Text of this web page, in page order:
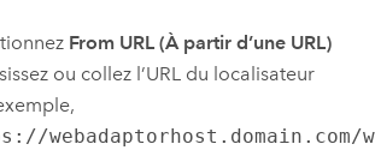
From URL (À partir d’une URL)
ou collez l’URL du localisateur
webadaptorhost.domain.com/